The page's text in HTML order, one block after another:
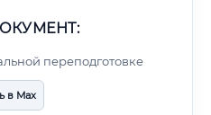
переподготовке
в Max